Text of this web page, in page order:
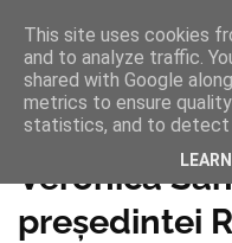
Pagina de pornire
Veronica
președintei
This site uses cookies
and to analyze traffic.
shared with Google
metrics to ensure
statistics, and to detect